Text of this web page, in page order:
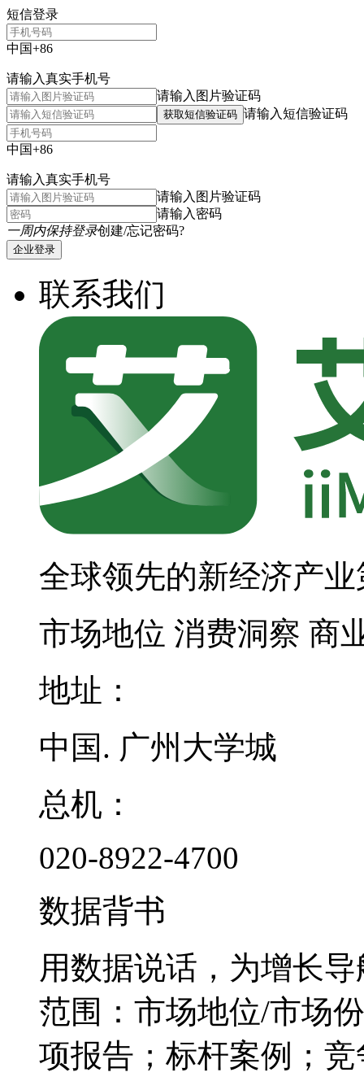
短信登录
中国+86
请输入真实手机号
请输入图片验证码
获取短信验证码 请输入短信验证码
中国+86
请输入真实手机号
请输入图片验证码
请输入密码
一周内保持登录创建/忘记密码?
企业登录
联系我们
全球领先的新经济产
市场地位 消费洞察 商
地址：
中国. 广州大学城
总机：
020-8922-4700
数据背书
用数据说话，为增长导
范围：市场地位/市场
项报告；标杆案例；